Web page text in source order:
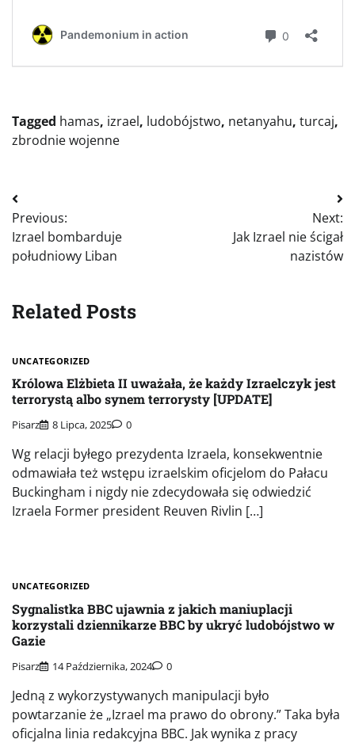
Tagged hamas, izrael, ludobójstwo, netanyahu, turcaj,
zbrodnie wojenne
Nawigacja
wpisu
Previous:
Izrael bombarduje
południowy Liban
Next:
Jak Izrael nie ścigał
nazistów
Related Posts
UNCATEGORIZED
Królowa Elżbieta II uważała, że każdy Izraelczyk jest
terrorystą albo synem terrorysty [UPDATE]
Pisarz 8 Lipca, 2025 0
Wg relacji byłego prezydenta Izraela, konsekwentnie
odmawiała też wstępu izraelskim oficjelom do Pałacu
Buckingham i nigdy nie zdecydowała się odwiedzić
Izraela Former president Reuven Rivlin […]
UNCATEGORIZED
Sygnalistka BBC ujawnia z jakich maniuplacji
korzystali dziennikarze BBC by ukryć ludobójstwo w
Gazie
Pisarz 14 Października, 2024 0
Jedną z wykorzystywanych manipulacji było
powtarzanie że „Izrael ma prawo do obrony.” Taka była
oficjalna linia redakcyjna BBC. Jak wynika z pracy